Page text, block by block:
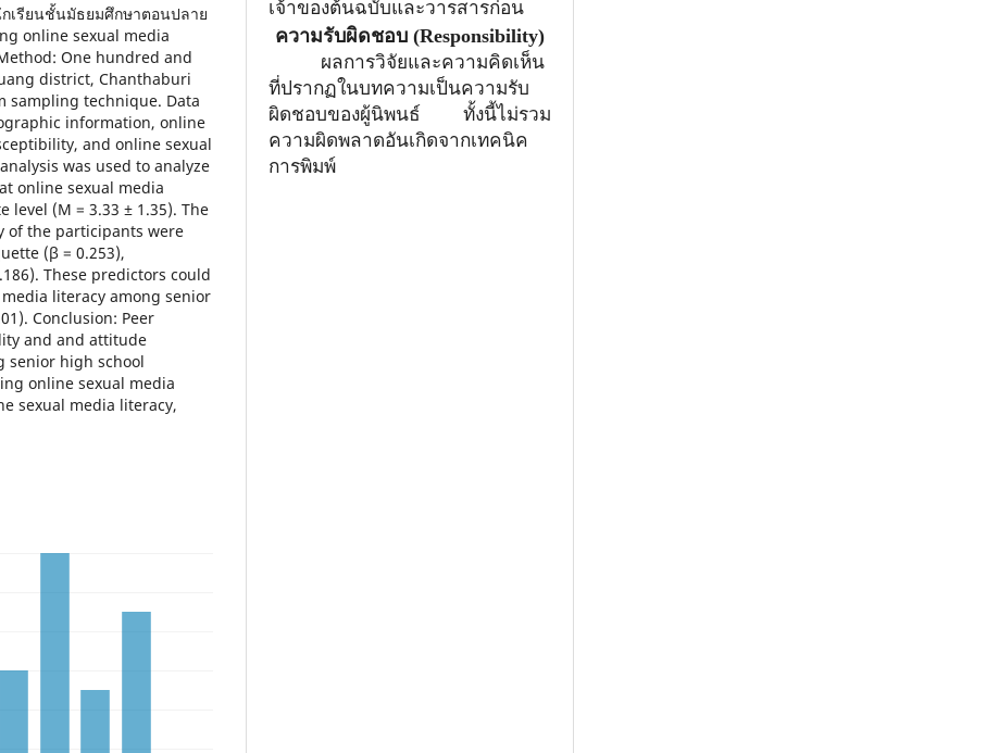
เรียนชั้นมัธยมศึกษาตอนปลาย
online sexual media
One hundred and
district, Chanthaburi
sampling technique. Data
information, online
and online sexual
was used to analyze
online sexual media
(M = 3.33 ± 1.35). The
of the participants were
(β = 0.253),
These predictors could
literacy among senior
Conclusion: Peer
and and attitude
senior high school
online sexual media
sexual media literacy,
เจ้าของต้นฉบับและวารสารก่อน
ความรับผิดชอบ (Responsibility)
ผลการวิจัยและความคิดเห็น
ที่ปรากฏในบทความเป็นความรับ
ผิดชอบของผู้นิพนธ์ ทั้งนี้ไม่รวม
ความผิดพลาดอันเกิดจากเทคนิค
การพิมพ์